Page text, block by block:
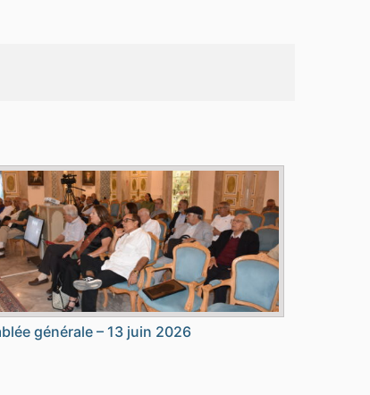
générale – 13 juin 2026